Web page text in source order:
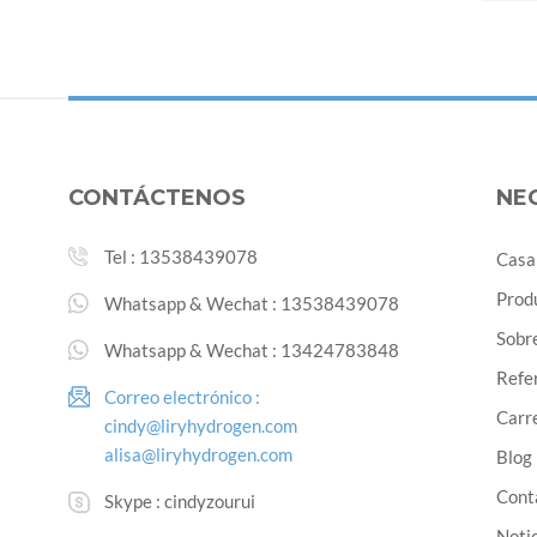
CONTÁCTENOS
Tel : 13538439078
Whatsapp & Wechat : 13538439078
Whatsapp & Wechat : 13424783848
Correo electrónico :
cindy@liryhydrogen.com
alisa@liryhydrogen.com
Skype : cindyzourui
Casa
Blog